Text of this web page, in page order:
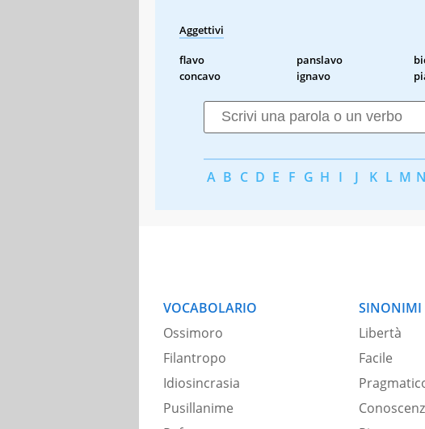
Aggettivi
flavo panslavo
concavo
ignavo
A B C D E F G H I J K L M N
VOCABOLARIO
Ossimoro
Filantropo
Idiosincrasia
Pusillanime
SINONIMI
Libertà
Facile